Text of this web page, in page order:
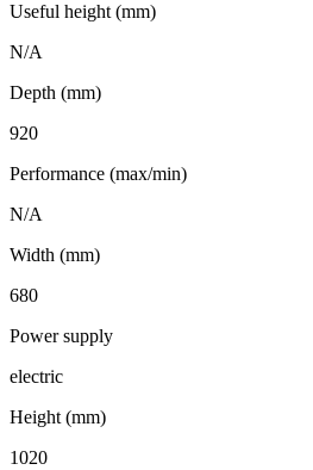
Useful height (mm)
N/A
Depth (mm)
920
Performance (max/min)
N/A
Width (mm)
680
Power supply
electric
Height (mm)
1020